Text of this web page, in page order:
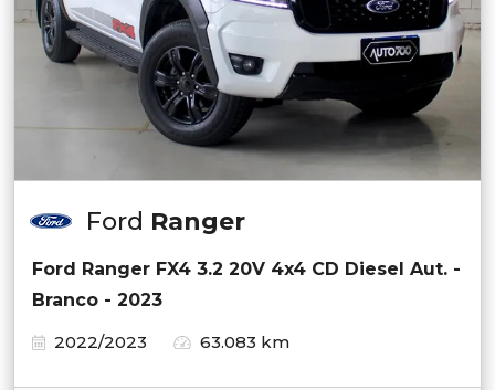
Ford Ranger
Ford Ranger FX4 3.2 20V 4x4 CD Diesel Aut. -
Branco - 2023
2022/2023
63.083 km